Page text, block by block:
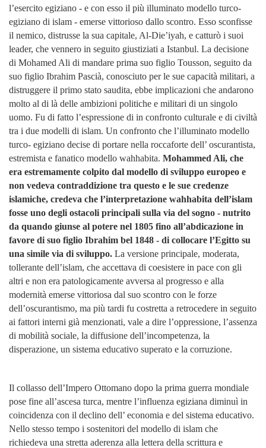
l’esercito egiziano - e con esso il più illuminato modello turco-
egiziano di islam - emerse vittorioso dallo scontro. Esso sconfisse
il nemico, distrusse la sua capitale, Al-Die’iyah, e catturò i suoi
leader, che vennero in seguito giustiziati a Istanbul. La decisione
di Mohamed Ali di mandare prima suo figlio Tousson, seguito da
suo figlio Ibrahim Pascià, conosciuto per le sue capacità militari, a
distruggere il primo stato saudita, ebbe implicazioni che andarono
molto al di là delle ambizioni politiche e militari di un singolo
uomo. Fu di fatto l’espressione di in confronto culturale e di civiltà
tra i due modelli di islam. Un confronto che l’illuminato modello
turco- egiziano decise di portare nella roccaforte dell’ oscurantista,
estremista e fanatico modello wahhabita. Mohammed Ali, che
era estremamente colpito dal modello di sviluppo europeo e
non vedeva contraddizione tra questo e le sue credenze
islamiche, credeva che l’interpretazione wahhabita dell’islam
fosse uno degli ostacoli principali sulla via del sogno - nutrito
da quando giunse al potere nel 1805 fino all’abdicazione in
favore di suo figlio Ibrahim bel 1848 - di collocare l’Egitto su
una simile via di sviluppo. La versione principale, moderata,
tollerante dell’islam, che accettava di coesistere in pace con gli
altri e non era patologicamente avversa al progresso e alla
modernità emerse vittoriosa dal suo scontro con le forze
dell’oscurantismo, ma più tardi fu costretta a retrocedere in seguito
ai fattori interni già menzionati, vale a dire l’oppressione, l’assenza
di mobilità sociale, la diffusione dell’incompetenza, la
disperazione, un sistema educativo superato e la corruzione.
Il collasso dell’Impero Ottomano dopo la prima guerra mondiale
pose fine all’ascesa turca, mentre l’influenza egiziana diminuì in
coincidenza con il declino dell’ economia e del sistema educativo.
Nello stesso tempo i sostenitori del modello di islam che
richiedeva una stretta aderenza alla lettera della scrittura e